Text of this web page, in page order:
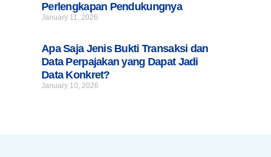
Perlengkapan Pendukungnya
January 11, 2026
Apa Saja Jenis Bukti Transaksi dan
Data Perpajakan yang Dapat Jadi
Data Konkret?
January 10, 2026